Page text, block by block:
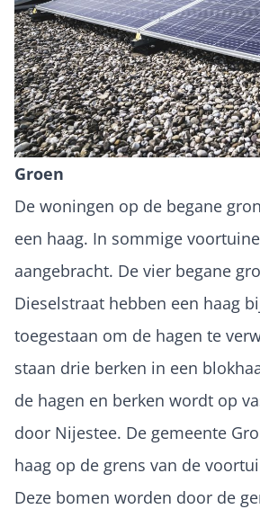
Groen
De woningen op de begane
een haag. In sommige
aangebracht. De vier begane
Dieselstraat hebben een haag
toegestaan om de hagen te
staan drie berken in een
de hagen en berken wordt op
door Nijestee. De gemeente
haag op de grens van de
Deze bomen worden door de